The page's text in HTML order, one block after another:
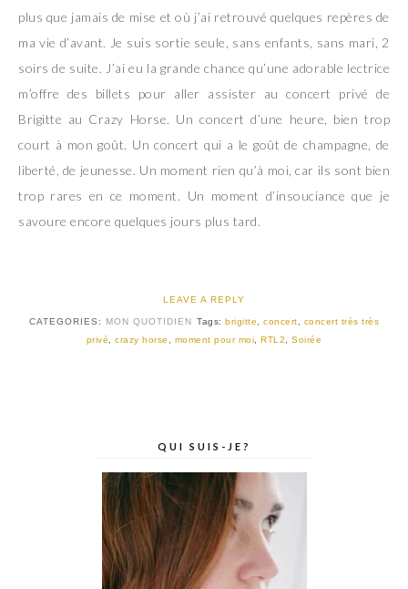
plus que jamais de mise et où j’ai retrouvé quelques repères de
ma vie d’avant. Je suis sortie seule, sans enfants, sans mari, 2
soirs de suite. J’ai eu la grande chance qu’une adorable lectrice
m’offre des billets pour aller assister au concert privé de
Brigitte au Crazy Horse. Un concert d’une heure, bien trop
court à mon goût. Un concert qui a le goût de champagne, de
liberté, de jeunesse. Un moment rien qu’à moi, car ils sont bien
trop rares en ce moment. Un moment d’insouciance que je
savoure encore quelques jours plus tard.
LEAVE A REPLY
CATEGORIES: MON QUOTIDIEN Tags: brigitte concert
concert très très
privé
,crazy horse moment pour moi ,RTL2 ,Soirée
QUI SUIS-JE?